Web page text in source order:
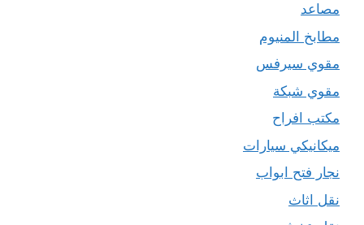
مصاعد
مطابخ المنيوم
مقوي سيرفس
مقوي شبكة
مكتب افراح
ميكانيكي سيارات
نجار فتح ابواب
نقل اثاث